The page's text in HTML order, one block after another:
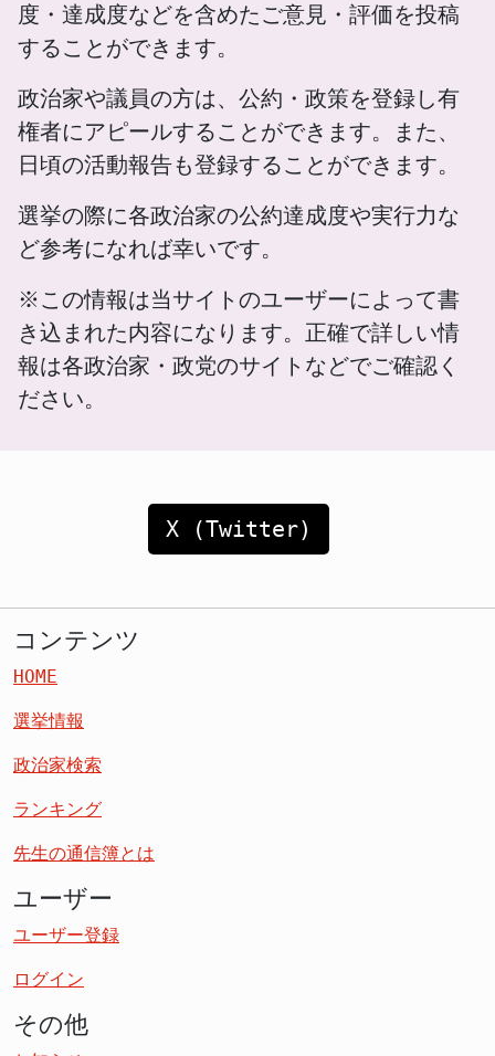
度・達成度などを含めたご意見・評価を投稿
することができます。
政治家や議員の方は、公約・政策を登録し有
権者にアピールすることができます。また、
日頃の活動報告も登録することができます。
選挙の際に各政治家の公約達成度や実行力な
ど参考になれば幸いです。
※この情報は当サイトのユーザーによって書
き込まれた内容になります。正確で詳しい情
報は各政治家・政党のサイトなどでご確認く
ださい。
X (Twitter)
コンテンツ
HOME
選挙情報
政治家検索
ランキング
先生の通信簿とは
ユーザー
ユーザー登録
ログイン
その他